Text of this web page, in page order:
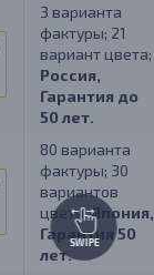
3 варианта
фактуры; 21
вариант цвета;
Россия,
Гарантия до
50 лет.
80 варианта
фактуры; 30
вариантов
цвета;Япония,
Гарантия 50
лет.
SWIPE